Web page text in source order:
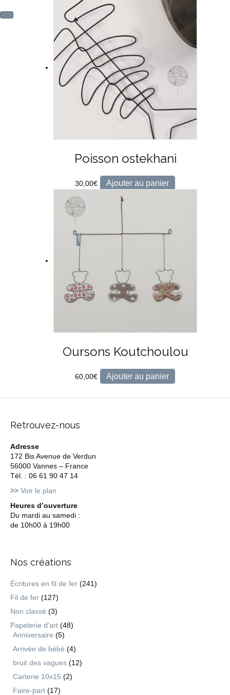
Poisson ostekhani
30,00€ Ajouter au panier
Oursons Koutchoulou
60,00€ Ajouter au panier
Retrouvez-nous
Adresse
172 Bis Avenue de Verdun
56000 Vannes – France
Tél. : 06 61 90 47 14
>> Voir le plan
Heures d’ouverture
Du mardi au samedi :
de 10h00 à 19h00
Nos créations
Écritures en fil de fer (241)
Fil de fer (127)
Non classé (3)
Papeterie d'art (48)
Anniversaire (5)
Arrivée de bébé (4)
bruit des vagues (12)
Carterie 10x15 (2)
Faire-part (17)